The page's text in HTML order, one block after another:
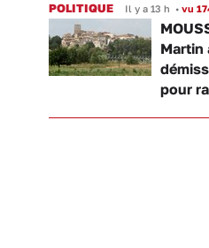
POLITIQUE Il y a 13 h • vu
Martin
pour